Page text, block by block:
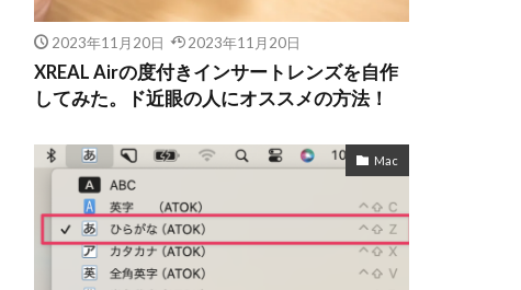
2023年11月20日 2023年11月20日
XREAL Airの度付きインサートレンズを自作
してみた。ド近眼の人にオススメの方法！
Mac